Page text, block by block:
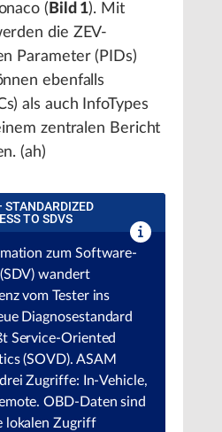
( Bild 1). Mit
die ZEV-
Parameter (PIDs)
ebenfalls
als auch InfoTypes
zentralen Bericht
(ah)
STANDARDIZED
TO SDVS
zum Software-
wandert
vom Tester ins
Diagnosestandard
Service-Oriented
(SOVD). ASAM
Zugriffe: In-Vehicle,
OBD-Daten sind
lokalen Zugriff